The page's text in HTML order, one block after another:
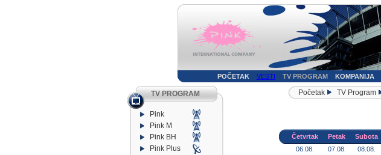
POČETAK
VESTI TV PROGRAM KOMPANIJA
TV PROGRAM
Pink
Pink M
Pink BH
Pink Plus
Početak TV Program
Četvrtak Petak Subota
06.08.
07.08. 08.08.